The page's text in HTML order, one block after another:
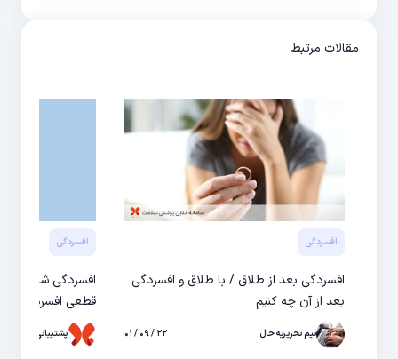
مقالات مرتبط
افسردگی
افسردگی بعد از طلاق / با طلاق و افسردگی
بعد از آن چه کنیم
تیم تحریریه حال ۲۲ / ۰۹ / ۰۱
افسردگی
افسردگی شدید /
قطعی افسردگی
پشتیبانی حال